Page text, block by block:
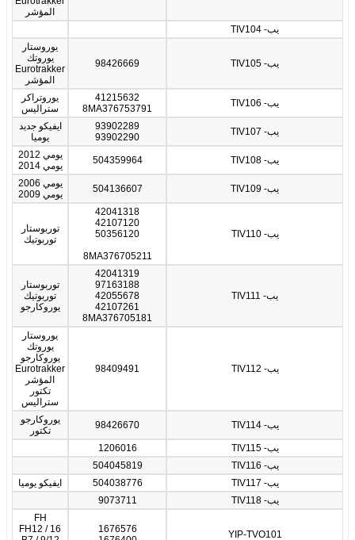
المؤشر
يب- TIV104
يب- TIV105 98426669
يوروستار
يوروتك
Eurotrakker
المؤشر
يب- TIV106
41215632
8MA376753791
يوروتراكر
ستراليس
يب- TIV107
93902289
93902290
ايفيكو جديد
يوميا
يب- TIV108 504359964
يومي 2012
يومي 2014
يب- TIV109 504136607
يومي 2006
يومي 2009
يب- TIV110
42041318
42107120
50356120
8MA376705211
توربوستار
توربوتيك
يب- TIV111
42041319
97163188
42055678
42107261
8MA376705181
توربوستار
توربوتيك
يوروكارجو
يب- TIV112 98409491
يوروستار
يوروتك
يوروكارجو
Eurotrakker
المؤشر
تكتور
ستراليس
يب- TIV114 98426670
يوروكارجو
تكتور
يب- TIV115
1206016
يب- TIV116
504045819
يب- TIV117
504038776
ايفيكو يوميا
يب- TIV118
9073711
YIP-TVO101
1676576
FH
FH12 / 16